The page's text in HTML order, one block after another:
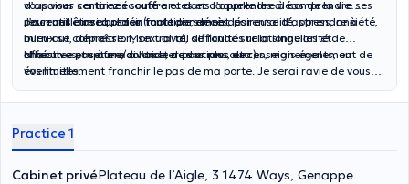
d’apaiser certaines souffrances et d’apprendre à comprendre ses
ressentis ainsi que son fonctionnement.
vous vous sentirez écouté·e et dans laquelle les aléas de la vie
pourront être abordés (maladie, décès, parentalité, stress, anxiété,
burn-out, dépression, sexualité, difficultés relationnelles et
affectives, rupture/divorce, addictions, etc.).
J’accueille avec plaisir toute personne désireuse d’apprendre à
mieux se connaître. Mon travail se fonde sur la singularité de
chacun·e et se fera à l’aide de vos ressources, mais également de
vos limites.
N’hésitez pas à me contacter pour plus de renseignements, ou
éventuellement franchir le pas de ma porte. Je serai ravie de vous
Practice 1
Cabinet privéPlateau de l’Aigle, 3 1474 Ways, Genappe